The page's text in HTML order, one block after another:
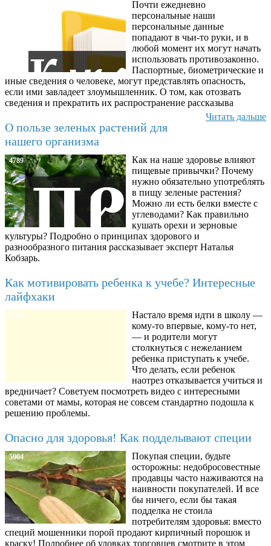
Почти ежедневно
персональные наши
персональные данные
попадают в чьи-то руки, и в
любой момент их могут начать
использовать противозаконно.
Паспортные, биометрические и
иные сведения о человеке, могут представлять опасность,
если ими завладеет злоумышленник. О том, как отозвать
сведения и прекратить их распространение рассказыва
Читать дальше
О пользе зеленых растений для
нашего организма
4789
Как на наше здоровье влияют
пищевые привычки? Почему
нужно обязательно употреблять
в пищу зеленые растения?
Можно ли есть белки вместе с
углеводами? Как правильно
кушать орехи и зерновые
культуры? Подробно о принципах здорового и
разнообразного питания рассказывает эксперт Наталья
Кобзарь.
Как мотивировать ребенка к учебе? Интересные
лайфхаки
8780
Настало время идти в школу —
кому-то впервые, кому-то нет,
— и родители могут
столкнуться с нежеланием
ребенка приступать к учебе.
Что делать, если ребенок
наотрез отказывается учиться и
вредничает? Советуем посмотреть видео с интересными
советами от мамы, которая не совсем стандартно подошла к
решению проблемы.
Опасно для здоровья! Как подделывают специи
5904
Покупая специи, будьте
осторожны: недобросовестные
продавцы часто наживаются на
наивности покупателей. И все
бы ничего, если бы такая
подделка не стоила
потребителям здоровья: вместо
специй мошенники порой продают кирпичный порошок и
краску! Подробнее об уловках торговцев смотрите в этом